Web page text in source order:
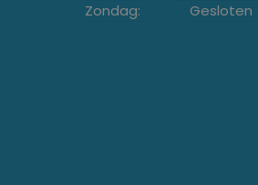
Zondag:
Gesloten